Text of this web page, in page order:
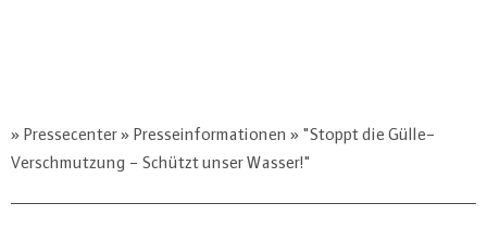
Pressecenter Presseinformationen
"Stoppt die Gülle-
Verschmutzung - Schützt unser Wasser!"